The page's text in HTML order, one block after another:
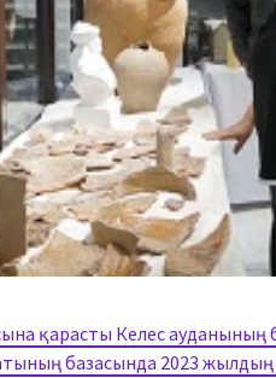
қарасты Келес
базасында 2023